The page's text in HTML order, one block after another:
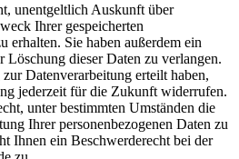
unentgeltlich Auskunft über
Ihrer gespeicherten
erhalten. Sie haben außerdem ein
dieser Daten zu verlangen.
Datenverarbeitung erteilt haben,
jederzeit für die Zukunft widerrufen.
unter bestimmten Umständen die
Ihrer personenbezogenen Daten zu
Ihnen ein Beschwerderecht bei der